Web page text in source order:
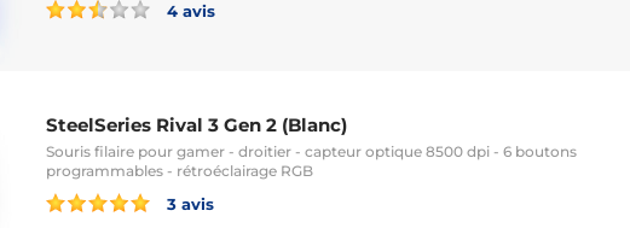
4 avis
SteelSeries Rival 3 Gen 2 (Blanc)
Souris filaire pour gamer - droitier - capteur optique 8500 dpi - 6 boutons
programmables - rétroéclairage RGB
3 avis